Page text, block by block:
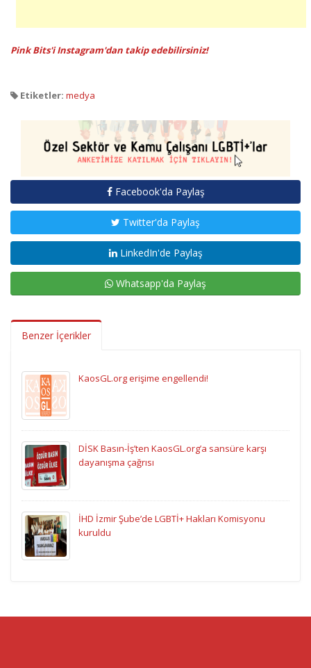
Pink Bits'i Instagram'dan takip edebilirsiniz!
Etiketler: medya
Facebook'da Paylaş
Twitter'da Paylaş
LinkedIn'de Paylaş
Whatsapp'da Paylaş
Benzer İçerikler
KaosGL.org erişime engellendi!
DİSK Basın-İş’ten KaosGL.org’a sansüre karşı
dayanışma çağrısı
İHD İzmir Şube’de LGBTİ+ Hakları Komisyonu
kuruldu